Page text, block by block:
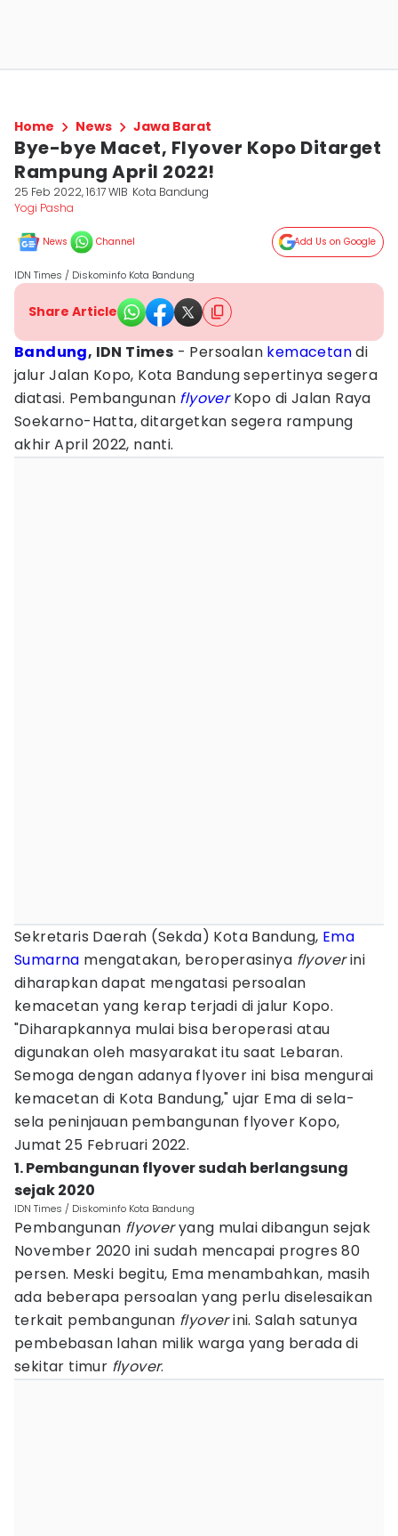
Home News Jawa Barat
Bye-bye Macet, Flyover Kopo Ditarget
Rampung April 2022!
25 Feb 2022, 16:17 WIB Kota Bandung
Yogi Pasha
News Channel Add Us on Google
IDN Times / Diskominfo Kota Bandung
Share Article
Bandung, IDN Times - Persoalan kemacetandi
jalur Jalan Kopo, Kota Bandung sepertinya segera
diatasi. Pembangunan flyoverKopo di Jalan Raya
Soekarno-Hatta, ditargetkan segera rampung
akhir April 2022, nanti.
Sekretaris Daerah (Sekda) Kota Bandung, Ema
Sumarna mengatakan, beroperasinya flyoverini
diharapkan dapat mengatasi persoalan
kemacetan yang kerap terjadi di jalur Kopo.
"Diharapkannya mulai bisa beroperasi atau
digunakan oleh masyarakat itu saat Lebaran.
Semoga dengan adanya flyover ini bisa mengurai
kemacetan di Kota Bandung," ujar Ema di sela-
sela peninjauan pembangunan flyover Kopo,
Jumat 25 Februari 2022.
1. Pembangunan flyover sudah berlangsung
sejak 2020
IDN Times / Diskominfo Kota Bandung
Pembangunan flyoveryang mulai dibangun sejak
November 2020 ini sudah mencapai progres 80
persen. Meski begitu, Ema menambahkan, masih
ada beberapa persoalan yang perlu diselesaikan
terkait pembangunan flyoverini. Salah satunya
pembebasan lahan milik warga yang berada di
sekitar timur flyover.